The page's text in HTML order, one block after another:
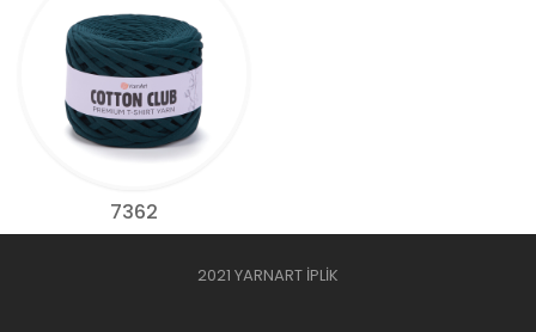
7362
2021 YARNART İPLİK